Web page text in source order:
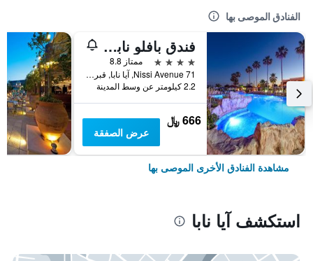
الفنادق الموصى بها
فندق بافلو نابا بيتش
4 نجوم
ممتاز 8.8
71 Nissi Avenue, آيا نابا, قبرص
2.2 كيلومتر عن وسط المدينة
666 ﷼
عرض الصفقة
مشاهدة الفنادق الأخرى الموصى بها
استكشف آيا نابا